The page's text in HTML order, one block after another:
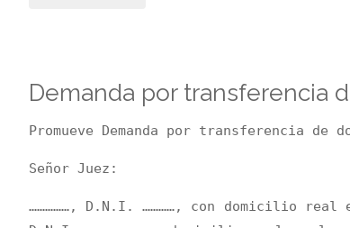
reducción
Demanda por transferencia
Promueve Demanda por transferencia de
Señor Juez:
……………, D.N.I. …………, con domicilio